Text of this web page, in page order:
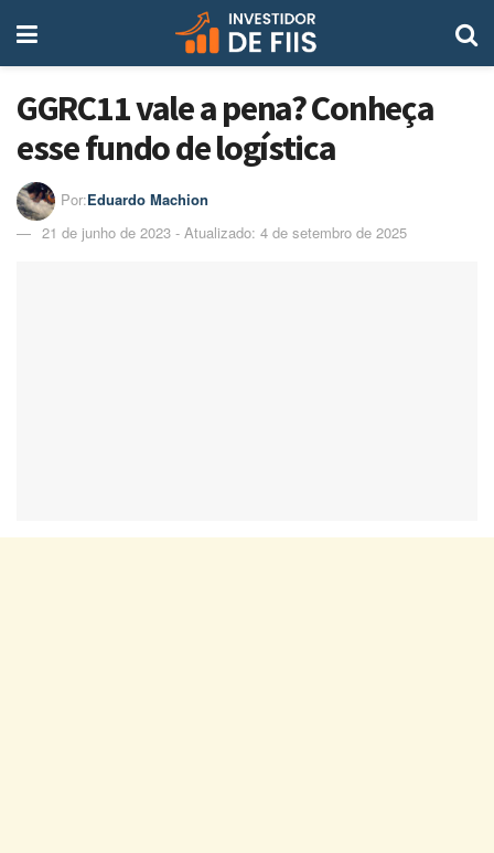
GGRC11 vale a pena? Conheça
esse fundo de logística
Por:Eduardo Machion
21 de junho de 2023 - Atualizado: 4 de setembro de 2025